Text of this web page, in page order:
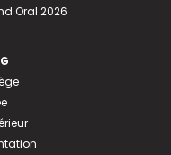
Oral 2026